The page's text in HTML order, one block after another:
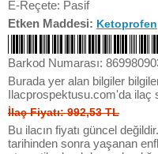
E-Reçete: Pasif
Etken Maddesi: Ketoprofen
Barkod Numarası:
Burada yer alan bilgiler
Ilacprospektusu.com'da ilaç
İlaç Fiyatı: 992,53 TL
Bu ilacın fiyatı güncel
tarihinden sonra yaşanan